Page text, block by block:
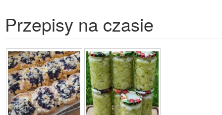
Przepisy na czasie